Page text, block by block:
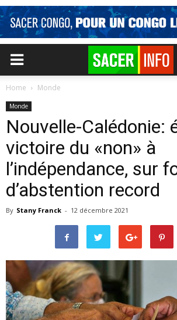
Home Monde
Monde
Nouvelle-Calédonie:
victoire du «non» à
l’indépendance, sur
d’abstention record
By Stany Franck - 12 décembre 2021